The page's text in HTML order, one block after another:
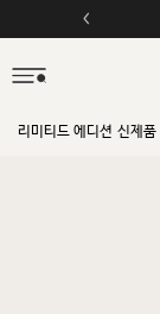
리미티드 에디션 신제품